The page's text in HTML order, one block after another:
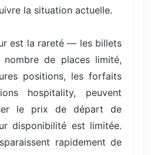
la situation actuelle.
est la rareté — les billets
de places limité,
positions, les forfaits
hospitality, peuvent
le prix de départ de
disponibilité est limitée.
rapidement de